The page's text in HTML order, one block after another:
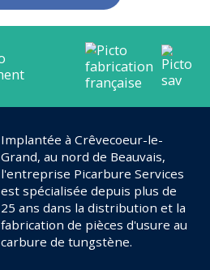
Implantée à Crêvecoeur-le-
Grand, au nord de Beauvais,
l'entreprise Picarbure Services
est spécialisée depuis plus de
25 ans dans la distribution et la
fabrication de pièces d'usure au
carbure de tungstène.